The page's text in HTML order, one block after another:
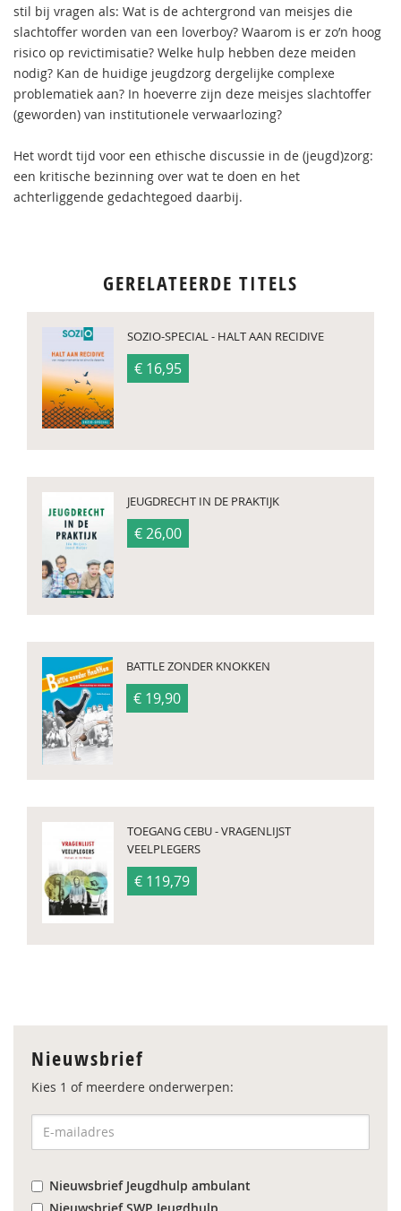
stil bij vragen als: Wat is de achtergrond van meisjes die
slachtoffer worden van een loverboy? Waarom is er zo’n hoog
risico op revictimisatie? Welke hulp hebben deze meiden
nodig? Kan de huidige jeugdzorg dergelijke complexe
problematiek aan? In hoeverre zijn deze meisjes slachtoffer
(geworden) van institutionele verwaarlozing?
Het wordt tijd voor een ethische discussie in de (jeugd)zorg:
een kritische bezinning over wat te doen en het
achterliggende gedachtegoed daarbij.
GERELATEERDE TITELS
SOZIO-SPECIAL - HALT AAN RECIDIVE
€ 16,95
JEUGDRECHT IN DE PRAKTIJK
€ 26,00
BATTLE ZONDER KNOKKEN
€ 19,90
TOEGANG CEBU - VRAGENLIJST
VEELPLEGERS
€ 119,79
Nieuwsbrief
Kies 1 of meerdere onderwerpen:
Nieuwsbrief Jeugdhulp ambulant
Nieuwsbrief SWP Jeugdhulp